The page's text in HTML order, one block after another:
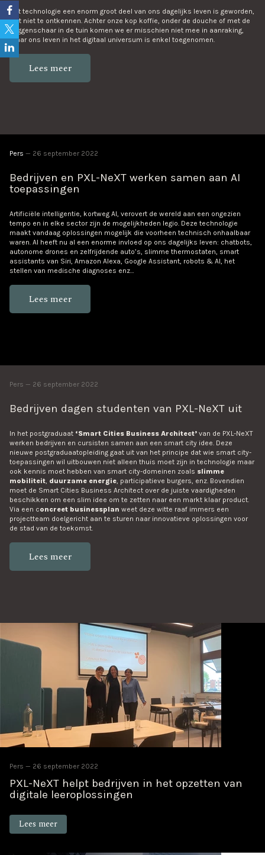
Dat technologie een enorm groot deel van ons dagelijks leven is geworden,
valt niet te ontkennen. Achter onze kop koffie, onder de douche of met de
heggenschaar in de tuin komen we er misschien niet mee in aanraking,
maar ons leven in het digitaal universum is enkel toegenomen.
Lees meer
Pers 26 september 2022
Bedrijven en PXL-NeXT werken samen aan AI
toepassingen
Artificiële intelligentie, kortweg AI, verovert de wereld aan een ongezien
tempo en in elke sector zijn de mogelijkheden legio. Deze technologie
maakt vandaag oplossingen mogelijk die voorheen technisch onhaalbaar
waren. AI heeft nu al een enorme invloed op ons dagelijks leven: chatbots,
autonome drones en zelfrijdende auto’s, slimme thermostaten, smart
assistants van Siri, Amazon Alexa, Google Assistant, robots & AI, het
stellen van medische diagnoses enz…
Lees meer
Pers 26 september 2022
Bedrijven dagen studenten van PXL-NeXT uit
In het postgraduaat ‘Smart Cities Business Architect’ van de PXL-NeXT
werken bedrijven en cursisten samen aan een smart city idee. Deze
nieuwe postgraduaatopleiding gaat uit van het principe dat wie smart city-
toepassingen wil uitbouwen niet alleen thuis moet zijn in technologie maar
ook kennis moet hebben van smart city-domeinen zoals slimme
mobiliteit, duurzame energie, participatieve burgers, enz. Bovendien
moet de Smart Cities Business Architect over de juiste vaardigheden
beschikken om een slim idee om te zetten naar een markt klaar product.
Via een concreet businessplan weet deze witte raaf immers een
projectteam doelgericht aan te sturen naar innovatieve oplossingen voor
de stad van de toekomst.
Lees meer
Pers 26 september 2022
PXL-NeXT helpt bedrijven in het opzetten van
digitale leeroplossingen
Lees meer